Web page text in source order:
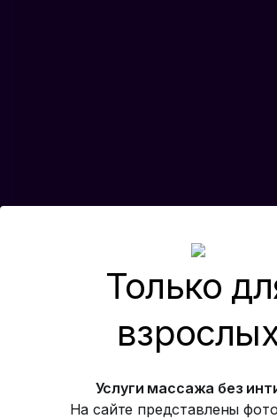
Только
Услуги массажа без
На сайте представлены